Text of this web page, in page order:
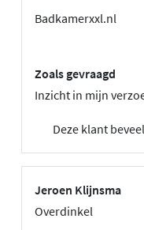
Badkamerxxl.nl
Zoals gevraagd
Inzicht in mijn
Deze klant
Jeroen Klijnsma
Overdinkel